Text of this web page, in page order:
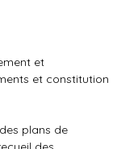
et
et constitution
plans de